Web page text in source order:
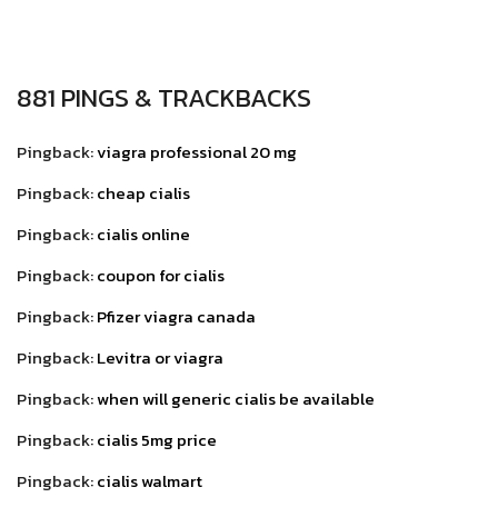
881 PINGS & TRACKBACKS
Pingback:viagra professional 20 mg
Pingback:cheap cialis
Pingback:cialis online
Pingback:coupon for cialis
Pingback:Pfizer viagra canada
Pingback:Levitra or viagra
Pingback:when will generic cialis be available
Pingback:cialis 5mg price
Pingback:cialis walmart